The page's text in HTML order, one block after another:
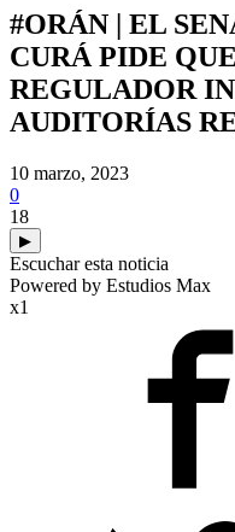
#ORÁN | EL
CURÁ PIDE
REGULADOR
AUDITORÍAS
10 marzo, 2023
0
18
▶
Escuchar esta noticia
Powered by Estudios Max
x1